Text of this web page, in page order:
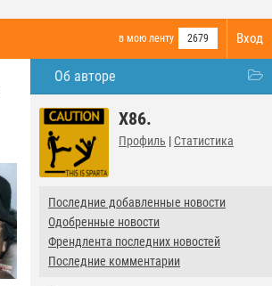
Вход
в мою ленту 2679
Об авторе
X86.
Профиль | Статистика
Последние добавленные новости
Одобренные новости
Френдлента последних новостей
Последние комментарии